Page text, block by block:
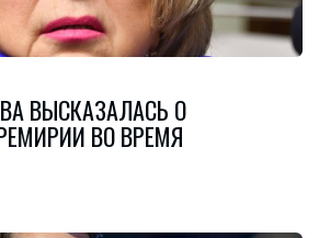
ВЫСКАЗАЛАСЬ О
ВО ВРЕМЯ